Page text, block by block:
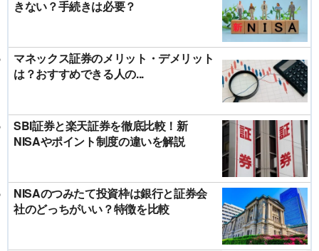
きない？手続きは必要？
マネックス証券のメリット・デメリット
は？おすすめできる人の...
SBI証券と楽天証券を徹底比較！新
NISAやポイント制度の違いを解説
NISAのつみたて投資枠は銀行と証券会
社のどっちがいい？特徴を比較